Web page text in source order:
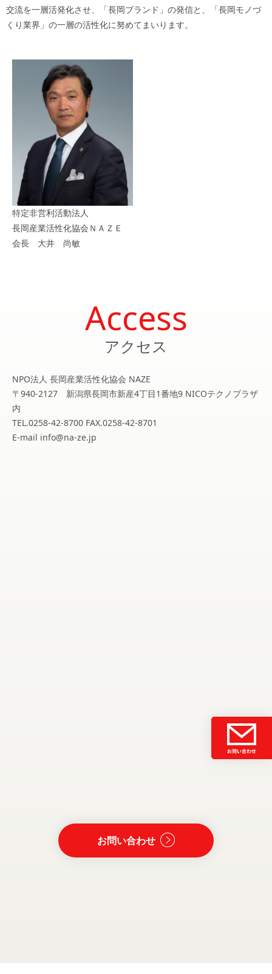
交流を一層活発化させ、「長岡ブランド」の発信と、「長岡モノづ
くり業界」の一層の活性化に努めてまいります。
特定非営利活動法人
長岡産業活性化協会ＮＡＺＥ
会長 大井 尚敏
Access
アクセス
NPO法人 長岡産業活性化協会 NAZE
〒940-2127 新潟県長岡市新産4丁目1番地9 NICOテクノプラザ
内
TEL.0258-42-8700 FAX.0258-42-8701
E-mail info@na-ze.jp
お問い合わせ